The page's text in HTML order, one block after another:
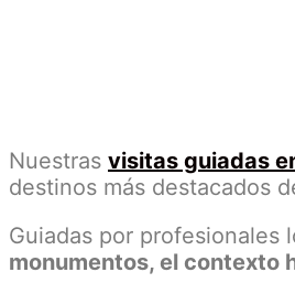
Nuestras visitas guiadas
destinos más destacados
Guiadas por profesionales
monumentos, el contexto